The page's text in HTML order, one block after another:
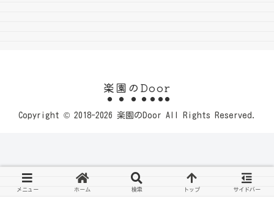
楽園のDoor
Copyright © 2018-2026 楽園のDoor All Rights Reserved.
メニュー ホーム 検索 トップ サイドバー